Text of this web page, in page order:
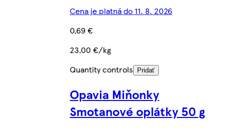
Cena je platná do 11. 8. 2026
0,69 €
23,00 €/kg
Quantity controls
Pridať
Opavia Miňonky
Smotanové oplátky 50 g